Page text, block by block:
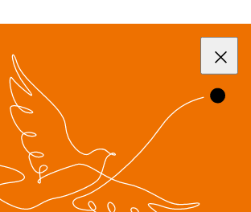
coordination@paalf.fr – 07 49 14 23 64
cette publication sur :
la lecture du 23 au 26 janvier 2025